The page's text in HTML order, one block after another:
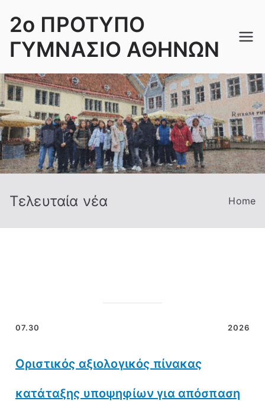
content
2ο ΠΡΟΤΥΠΟ
ΓΥΜΝΑΣΙΟ ΑΘΗΝΩΝ
Τελευταία νέα Home
07.30 2026
Οριστικός αξιολογικός πίνακας
κατάταξης υποψηφίων για απόσπαση